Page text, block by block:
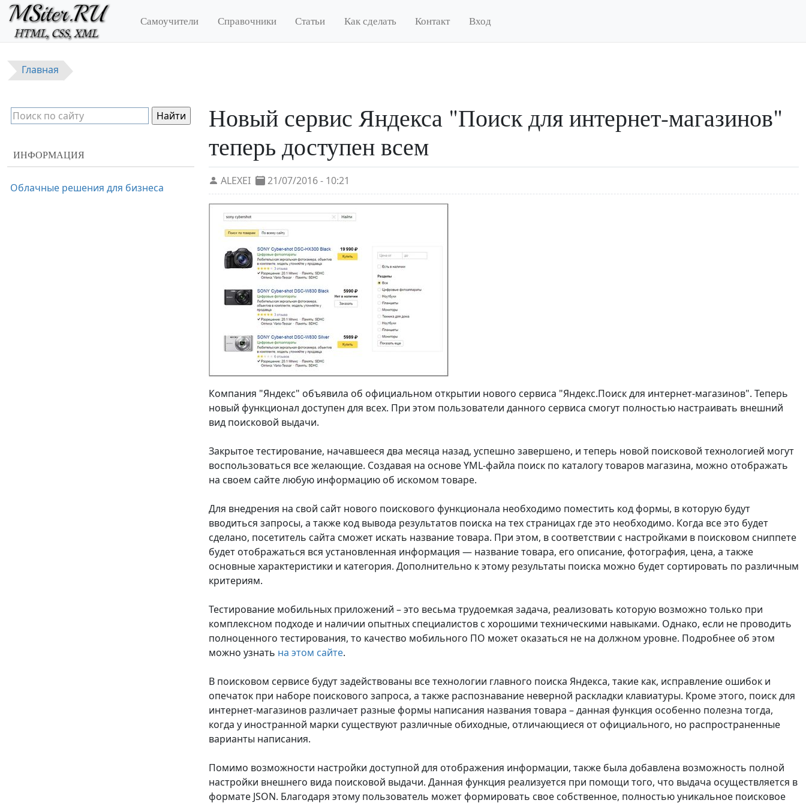
Перейти к основному содержанию
Самоучители Справочники Статьи Как сделать Контакт Вход
Главная
Новый сервис Яндекса "Поиск для интернет-магазинов"
теперь доступен всем
ALEXEI 21/07/2016 - 10:21
Компания "Яндекс" объявила об официальном открытии нового сервиса "Яндекс.Поиск для интернет-магазинов". Теперь
новый функционал доступен для всех. При этом пользователи данного сервиса смогут полностью настраивать внешний
вид поисковой выдачи.
Закрытое тестирование, начавшееся два месяца назад, успешно завершено, и теперь новой поисковой технологией могут
воспользоваться все желающие. Создавая на основе YML-файла поиск по каталогу товаров магазина, можно отображать
на своем сайте любую информацию об искомом товаре.
Для внедрения на свой сайт нового поискового функционала необходимо поместить код формы, в которую будут
вводиться запросы, а также код вывода результатов поиска на тех страницах где это необходимо. Когда все это будет
сделано, посетитель сайта сможет искать название товара. При этом, в соответствии с настройками в поисковом сниппете
будет отображаться вся установленная информация — название товара, его описание, фотография, цена, а также
основные характеристики и категория. Дополнительно к этому результаты поиска можно будет сортировать по различным
критериям.
Тестирование мобильных приложений – это весьма трудоемкая задача, реализовать которую возможно только при
комплексном подходе и наличии опытных специалистов с хорошими техническими навыками. Однако, если не проводить
полноценного тестирования, то качество мобильного ПО может оказаться не на должном уровне. Подробнее об этом
можно узнать на этом сайте.
В поисковом сервисе будут задействованы все технологии главного поиска Яндекса, такие как, исправление ошибок и
опечаток при наборе поискового запроса, а также распознавание неверной раскладки клавиатуры. Кроме этого, поиск для
интернет-магазинов различает разные формы написания названия товара – данная функция особенно полезна тогда,
когда у иностранной марки существуют различные обиходные, отличающиеся от официального, но распространенные
варианты написания.
Помимо возможности настройки доступной для отображения информации, также была добавлена возможность полной
настройки внешнего вида поисковой выдачи. Данная функция реализуется при помощи того, что выдача осуществляется в
формате JSON. Благодаря этому пользователь может формировать свое собственное, полностью уникальное поисковое
ИНФОРМАЦИЯ
Облачные решения для бизнеса